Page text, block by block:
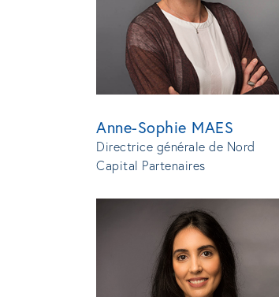
Anne-Sophie MAES
Directrice générale de Nord
Capital Partenaires